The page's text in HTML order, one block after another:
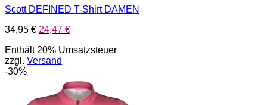
Scott DEFINED T-Shirt DAMEN
34,95€ Ursprünglicher
war:
34,95 €
24,47 €Aktueller
ist:
Enthält 20% Umsatzsteuer
zzgl. Versand
-30%